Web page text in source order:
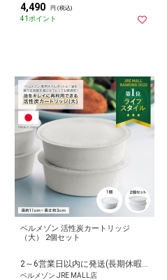
4,490 円 (税込)
41ポイント
ベルメゾン 活性炭カートリッジ
（大） 2個セット
2～6営業日以内に発送(長期休暇除く)
ベルメゾン JRE MALL店